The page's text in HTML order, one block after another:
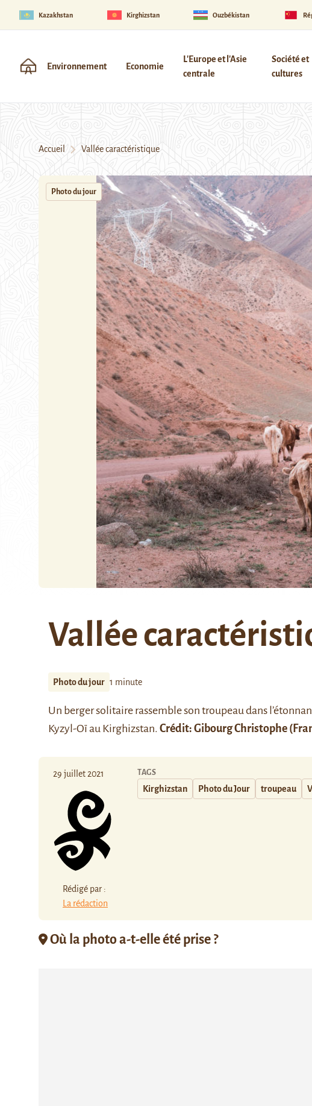
Kazakhstan Kirghizstan Ouzbékistan
Environnement Economie
L'Europe et l'Asie
centrale
Société et
cultures
Accueil Vallée caractéristique
Photo du jour
Vallée
Photo du jour 1 minute
Un berger solitaire rassemble son troupeau dans
Kyzyl-Oï au Kirghizstan. Crédit: Gibourg Christophe
29 juillet 2021
Rédigé par :
La rédaction
TAGS
Kirghizstan Photo du Jour troupeau
Où la photo a-t-elle été prise ?